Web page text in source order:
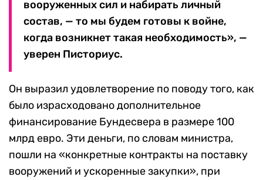
вооруженных сил и набирать личный
состав, — то мы будем готовы к войне,
когда возникнет такая необходимость», —
уверен Писториус.
Он выразил удовлетворение по поводу того, как
было израсходовано дополнительное
финансирование Бундесвера в размере 100
млрд евро. Эти деньги, по словам министра,
пошли на «конкретные контракты на поставку
вооружений и ускоренные закупки», при